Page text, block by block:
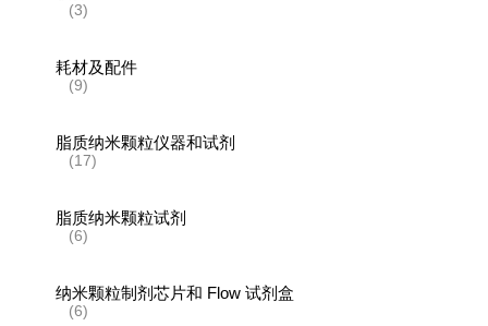
(3)
耗材及配件
(9)
脂质纳米颗粒仪器和试剂
(17)
脂质纳米颗粒试剂
(6)
纳米颗粒制剂芯片和 Flow 试剂盒
(6)